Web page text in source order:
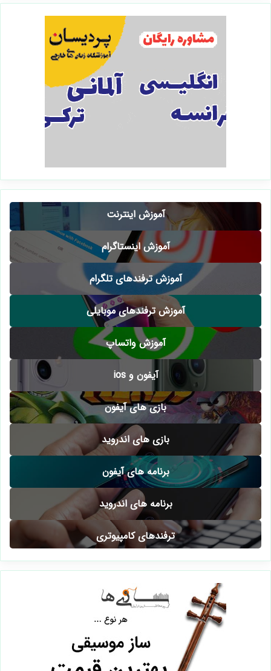
اداره و صنعت
آموزش اینترنت
آموزش اینستاگرام
آموزش ترفندهای تلگرام
آموزش ترفندهای موبایلی
آموزش واتساپ
آیفون و ios
بازی های آیفون
بازی های اندروید
برنامه های آیفون
برنامه های اندروید